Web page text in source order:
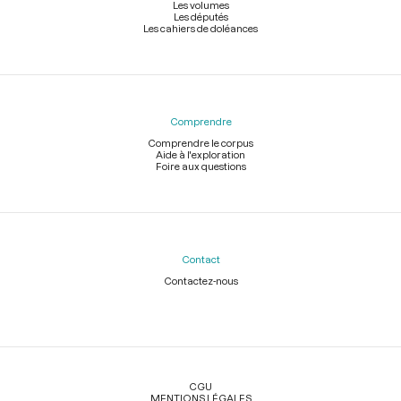
Les volumes
Les députés
Les cahiers de doléances
Comprendre
Comprendre le corpus
Aide à l'exploration
Foire aux questions
Contact
Contactez-nous
Légal
CGU
MENTIONS LÉGALES